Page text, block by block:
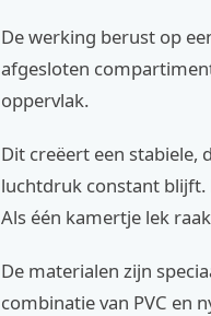
De werking berust op
afgesloten
oppervlak.
Dit creëert een
luchtdruk constant blijft.
Als één kamertje lek
De materialen zijn
combinatie van PVC en